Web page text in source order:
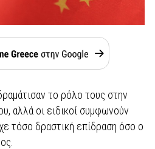
το ρόλο τους στην
αλλά οι ειδικοί συμφωνούν
τόσο δραστική επίδραση όσο ο